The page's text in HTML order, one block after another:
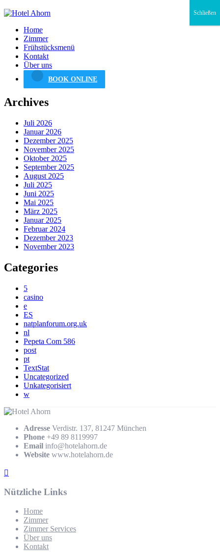
Home
Zimmer
Frühstücksmenü
Kontakt
Über uns
BOOK ONLINE
Archives
Juli 2026
Januar 2026
Dezember 2025
November 2025
Oktober 2025
September 2025
August 2025
Juli 2025
Juni 2025
Mai 2025
März 2025
Januar 2025
Februar 2024
Dezember 2023
November 2023
Categories
5
casino
e
ES
natplanforum.org.uk
nl
Pepeta Com 586
post
pt
TextStat
Uncategorized
Unkategorisiert
w
Adresse Verdistr. 137, 81247 München
Phone +49 89 8119997
Email info@hotelahorn.de
Website www.hotelahorn.de
Nützliche Links
Home
Zimmer
Zimmer Services
Über uns
Kontakt
Schließen